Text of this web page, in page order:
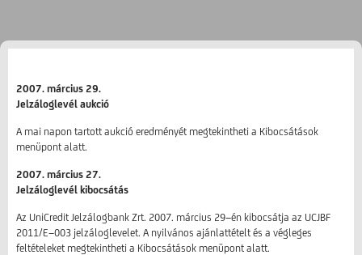
2007. március 29.
Jelzáloglevél aukció
A mai napon tartott aukció eredményét megtekintheti a Kibocsátások
menüpont alatt.
2007. március 27.
Jelzáloglevél kibocsátás
Az UniCredit Jelzálogbank Zrt. 2007. március 29−én kibocsátja az UCJBF
2011/E−003 jelzáloglevelet. A nyilvános ajánlattételt és a végleges
feltételeket megtekintheti a Kibocsátások menüpont alatt.